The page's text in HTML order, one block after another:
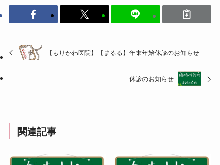
【もりかわ医院】【まるる】年末年始休診のお知らせ
休診のお知らせ
関連記事